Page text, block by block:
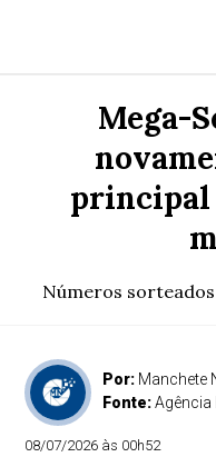
Mega-
principal
Números sorteados
Por: Manchete
Fonte:Agência
08/07/2026 às 00h52